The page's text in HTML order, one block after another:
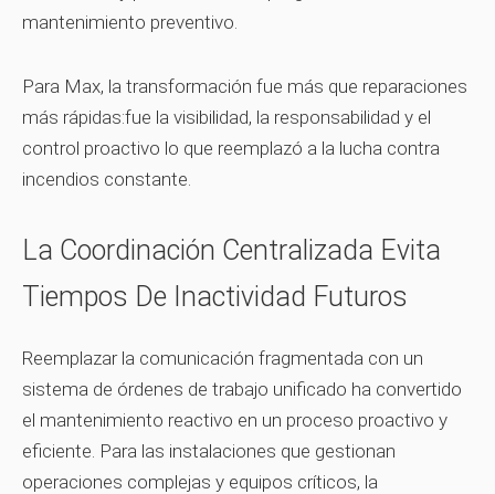
mantenimiento preventivo.
Para Max, la transformación fue más que reparaciones
más rápidas:fue la visibilidad, la responsabilidad y el
control proactivo lo que reemplazó a la lucha contra
incendios constante.
La Coordinación Centralizada Evita
Tiempos De Inactividad Futuros
Reemplazar la comunicación fragmentada con un
sistema de órdenes de trabajo unificado ha convertido
el mantenimiento reactivo en un proceso proactivo y
eficiente. Para las instalaciones que gestionan
operaciones complejas y equipos críticos, la